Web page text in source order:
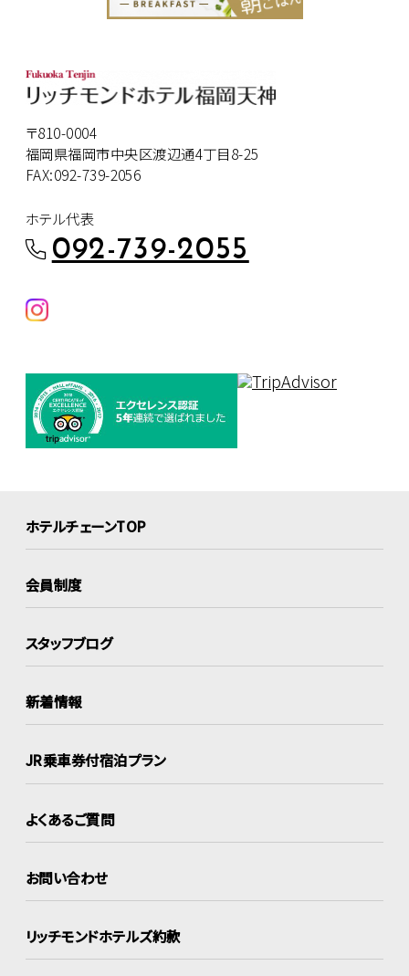
〒810-0004
福岡県福岡市中央区渡辺通4丁目8-25
FAX:092-739-2056
ホテル代表
092-739-2055
ホテルチェーンTOP
会員制度
スタッフブログ
新着情報
JR乗車券付宿泊プラン
よくあるご質問
お問い合わせ
リッチモンドホテルズ約款